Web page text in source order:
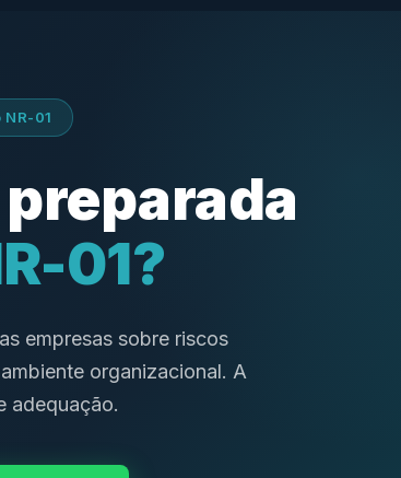
01
01?
empresas sobre riscos
organizacional. A
adequação.